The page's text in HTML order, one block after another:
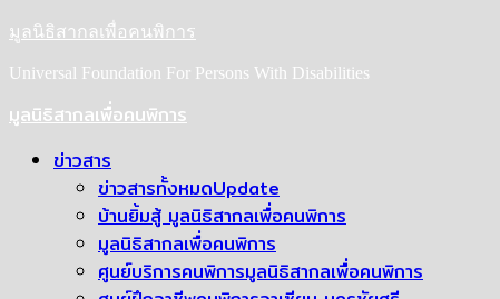
Skip
to
content
มูลนิธิสากลเพื่อคนพิการ
Universal Foundation For Persons With Disabilities
Primary
มูลนิธิสากลเพื่อคนพิการ
ข่าวสาร
ข่าวสารทั้งหมดUpdate
บ้านยิ้มสู้ มูลนิธิสากลเพื่อคนพิการ
มูลนิธิสากลเพื่อคนพิการ
ศูนย์บริการคนพิการมูลนิธิสากลเพื่อคนพิการ